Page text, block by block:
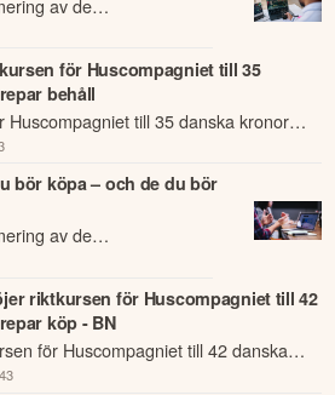
av de
riktkursförändringar
den 10 juli.
för Huscompagniet till 35
behåll
till 35 danska kronor
bör köpa – och de du bör
av de
riktkursförändringar
den 4 maj.
riktkursen för Huscompagniet till 42
köp - BN
för Huscompagniet till 42 danska
BN.